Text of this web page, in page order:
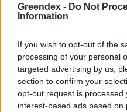
Greendex - Do Not
Information
If you wish to opt-out of the
processing of your personal
targeted advertising by us,
section to confirm your
opt-out request is processed
interest-based ads based
paprikáról
ellenére is
Greendex